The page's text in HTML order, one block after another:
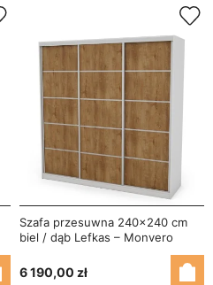
Szafa przesuwna 240x240 cm
biel / dąb Lefkas – Monvero
6 190,00 zł